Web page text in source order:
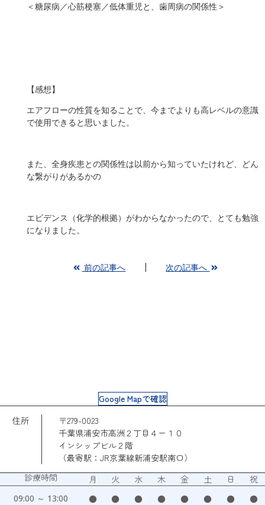
＜糖尿病／心筋梗塞／低体重児と、歯周病の関係性＞
【感想】
エアフローの性質を知ることで、今までよりも高レベルの意識
で使用できると思いました。
また、全身疾患との関係性は以前から知っていたけれど、どん
な繋がりがあるかの
エビデンス（化学的根拠）がわからなかったので、とても勉強
になりました。
前の記事へ 次の記事へ
Google Mapで確認
住所
〒279-0023
千葉県浦安市高洲２丁目４ー１０
インシップビル２階
（最寄駅：JR京葉線新浦安駅南口）
診療時間
月 火 水 木 金 土 日 祝
09:00 ～ 13:00 ● ● ● ● ● ● ● ●